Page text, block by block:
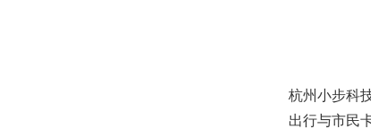
杭州小步科
出行与市民